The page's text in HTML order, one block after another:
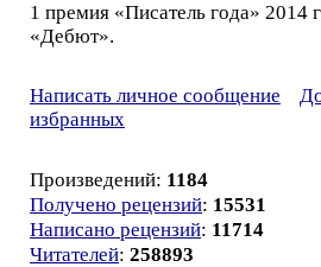
1 премия «Писатель года» 2014
«Дебют».
Написать личное сообщение
избранных
Произведений: 1184
Получено рецензий: 15531
Написано рецензий: 11714
Читателей: 258893